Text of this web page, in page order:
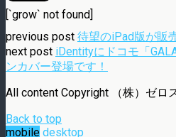
[`grow` not found]
previous post 待望のiPad版が販
next post iDentityにドコモ「
ンカバー登場です！
All content Copyright （株）ゼロ
Back to top
mobile desktop